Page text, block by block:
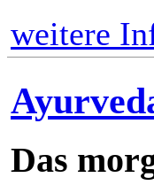
weitere
Das